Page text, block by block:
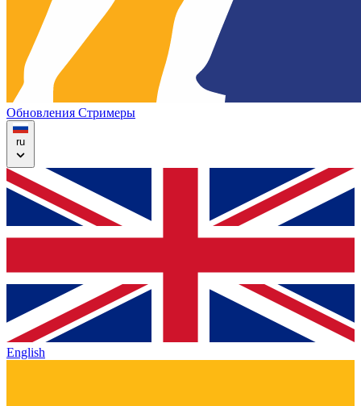
Обновления Стримеры
ru
English